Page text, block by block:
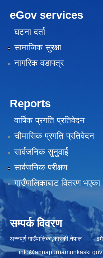
eGov services
घटना दर्ता
सामाजिक सुरक्षा
नागरिक वडापत्र
Reports
वार्षिक प्रगति प्रतिवेदन
चौमासिक प्रगति प्रतिवेदन
सार्वजनिक सुनुवाई
सार्वजनिक परीक्षण
गाउँपालिकाबाट वितरण
सम्पर्क विवरण
अन्नपूर्ण गाउँपालिका,कास्की,नेपाल